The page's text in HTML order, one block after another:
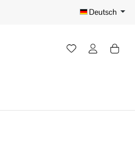
Deutsch